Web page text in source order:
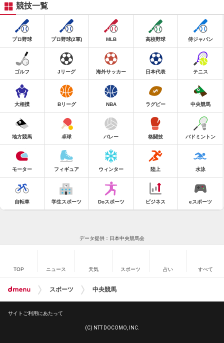
競技一覧
プロ野球 プロ野球(2軍) MLB 高校野球 侍ジャパン
ゴルフ Jリーグ 海外サッカー 日本代表 テニス
大相撲 Bリーグ NBA ラグビー 中央競馬
地方競馬 卓球 バレー 格闘技 バドミントン
モーター フィギュア ウィンター 陸上 水泳
自転車 学生スポーツ Doスポーツ ビジネス eスポーツ
データ提供：日本中央競馬会
TOP ニュース 天気 スポーツ 占い すべて
スポーツ 中央競馬
サイトご利用にあたって
(C) NTT DOCOMO, INC.